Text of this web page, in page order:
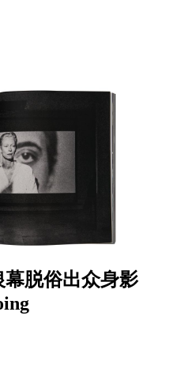
脱俗出众身影